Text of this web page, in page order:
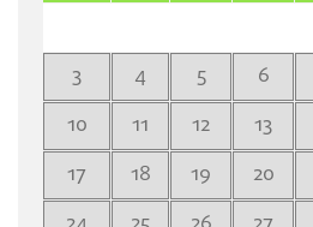
3
4 5 6
10
11 12 13
17
18 19 20